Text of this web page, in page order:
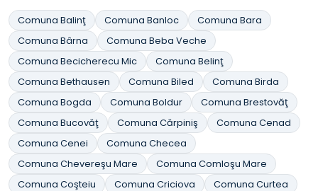
Comuna Balinţ Comuna Banloc
Comuna Bara
Comuna Bârna
Comuna Beba Veche
Comuna Becicherecu Mic
Comuna Belinţ
Comuna Bethausen
Comuna Biled
Comuna Birda
Comuna Bogda
Comuna Boldur
Comuna Brestovăţ
Comuna Bucovăţ
Comuna Cărpiniş
Comuna Cenad
Comuna Cenei
Comuna Checea
Comuna Chevereşu Mare
Comuna Comloşu Mare
Comuna Coşteiu
Comuna Criciova
Comuna Curtea